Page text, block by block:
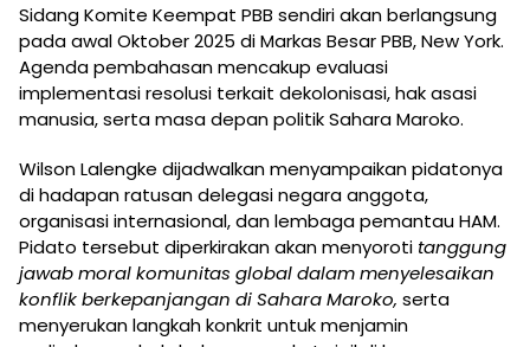
Sidang Komite Keempat PBB sendiri akan berlangsung
pada awal Oktober 2025 di Markas Besar PBB, New York.
Agenda pembahasan mencakup evaluasi
implementasi resolusi terkait dekolonisasi, hak asasi
manusia, serta masa depan politik Sahara Maroko.
Wilson Lalengke dijadwalkan menyampaikan pidatonya
di hadapan ratusan delegasi negara anggota,
organisasi internasional, dan lembaga pemantau HAM.
Pidato tersebut diperkirakan akan menyoroti tanggung
jawab moral komunitas global dalam menyelesaikan
konflik berkepanjangan di Sahara Maroko, serta
menyerukan langkah konkrit untuk menjamin